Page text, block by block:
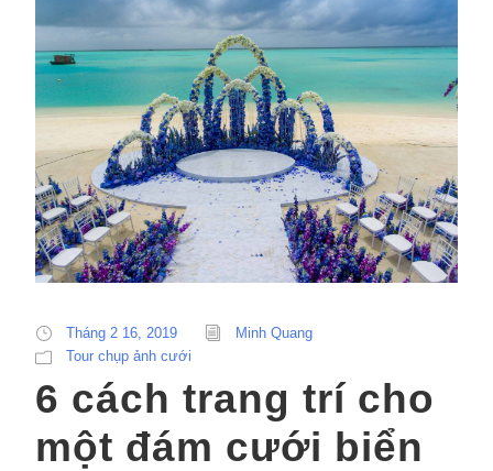
Tháng 2 16, 2019
Minh Quang
Tour chụp ảnh cưới
6 cách trang trí cho
một đám cưới biển